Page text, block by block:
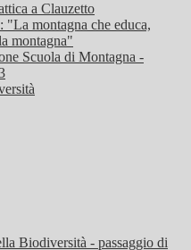
a Clauzetto
"La montagna che educa,
montagna"
Scuola di Montagna -
Biodiversità - passaggio di